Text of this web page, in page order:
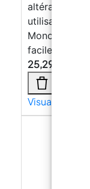
altération de
utilisation
facile à
25,29
Visualizza di